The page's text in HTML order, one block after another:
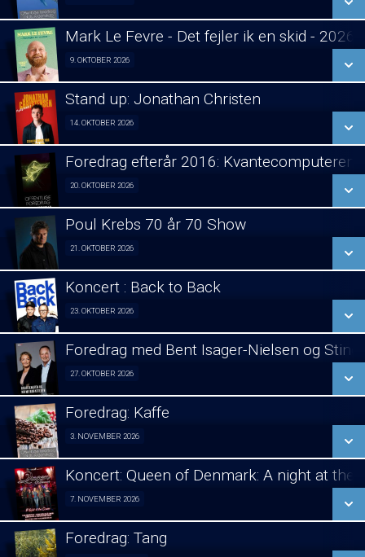
LÆS MERE
LÆS MERE
Mark Le Fevre - Det fejler ik en skid - 2026
9. OKTOBER 2026
LÆS MERE
Stand up: Jonathan Christen
14. OKTOBER 2026
LÆS MERE
Foredrag efterår 2016: Kvantecomputeren
20. OKTOBER 2026Foredrag fra Århus 20/10
LÆS MERE
Poul Krebs 70 år 70 Show
21. OKTOBER 2026
Poul Krebs 70 år - 70 Koncerter 21/10
LÆS MERE
Koncert : Back to Back
23. OKTOBER 2026
LÆS MERE
Foredrag med Bent Isager-Nielsen og
27. OKTOBER 2026Foredrag aften 27/10
LÆS MERE
Foredrag: Kaffe
3. NOVEMBER 2026Foredrag fra Århus 03/11
LÆS MERE
Koncert: Queen of Denmark: A night at the
7. NOVEMBER 2026
Foredrag: Tang